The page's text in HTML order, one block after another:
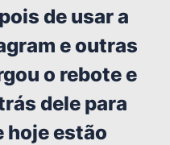
de usar a
e outras
o rebote e
dele para
hoje estão